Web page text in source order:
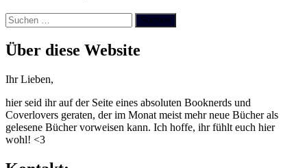
Suchen
nach:
Über diese Website
Ihr Lieben,
hier seid ihr auf der Seite eines absoluten Booknerds und
Coverlovers geraten, der im Monat meist mehr neue Bücher als
gelesene Bücher vorweisen kann. Ich hoffe, ihr fühlt euch hier
wohl! <3